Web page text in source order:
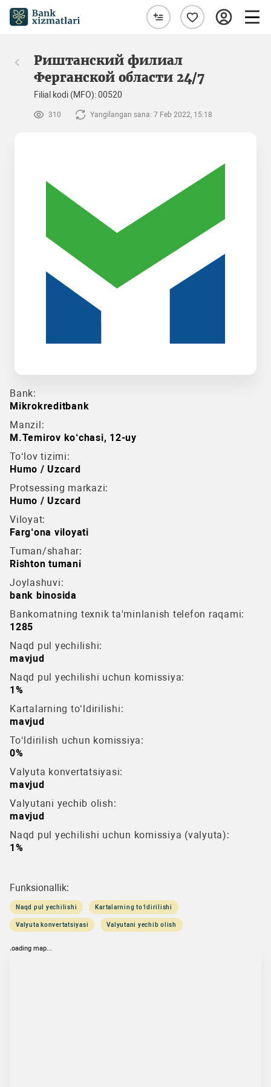
Риштанский филиал
Ферганской области 24/7
Filial kodi (MFO): 00520
310 Yangilangan sana: 7 Feb 2022, 15:18
Bank:
Mikrokreditbank
Manzil:
M.Temirov ko‘chasi, 12-uy
To‘lov tizimi:
Humo / Uzcard
Protsessing markazi:
Humo / Uzcard
Viloyat:
Farg‘ona viloyati
Tuman/shahar:
Rishton tumani
Joylashuvi:
bank binosida
Bankomatning texnik ta'minlanish telefon raqami:
1285
Naqd pul yechilishi:
mavjud
Naqd pul yechilishi uchun komissiya:
1%
Kartalarning to‘ldirilishi:
mavjud
To‘ldirilish uchun komissiya:
0%
Valyuta konvertatsiyasi:
mavjud
Valyutani yechib olish:
mavjud
Naqd pul yechilishi uchun komissiya (valyuta):
1%
Funksionallik:
Naqd pul yechilishi Kartalarning to‘ldirilishi
Valyuta konvertatsiyasi Valyutani yechib olish
loading map...